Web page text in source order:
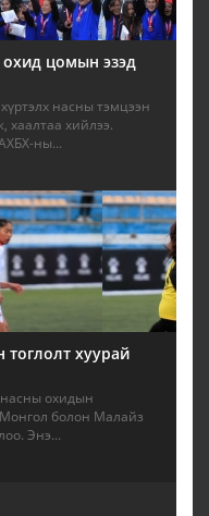
цомын эзэд
насны тэмцээн
хаалтаа хийлээ.
ны...
хуурай
насны охидын
болон Малайз
Энэ...